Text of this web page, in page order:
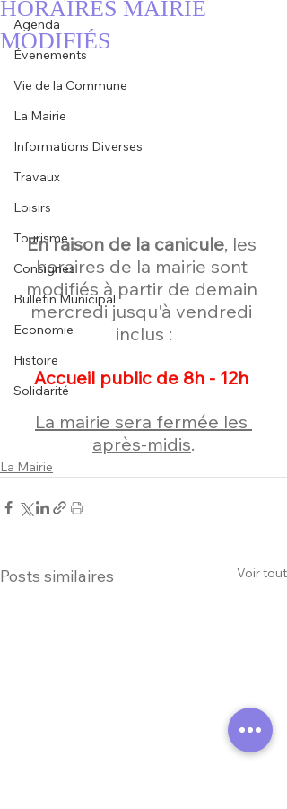
Agenda
Évenements
Vie de la Commune
La Mairie
Informations Diverses
Travaux
Loisirs
Tourisme
Consignes
Bulletin Municipal
Economie
Histoire
Solidarité
HORAIRES MAIRIE
MODIFIÉS
En raison de la canicule, les
horaires de la mairie sont
modifiés à partir de demain
mercredi jusqu'à vendredi
inclus :
Accueil public de 8h - 12h
La mairie sera fermée les
après-midis.
La Mairie
Posts similaires Voir tout